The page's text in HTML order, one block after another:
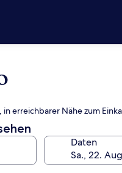
erreichbarer Nähe zum
Daten